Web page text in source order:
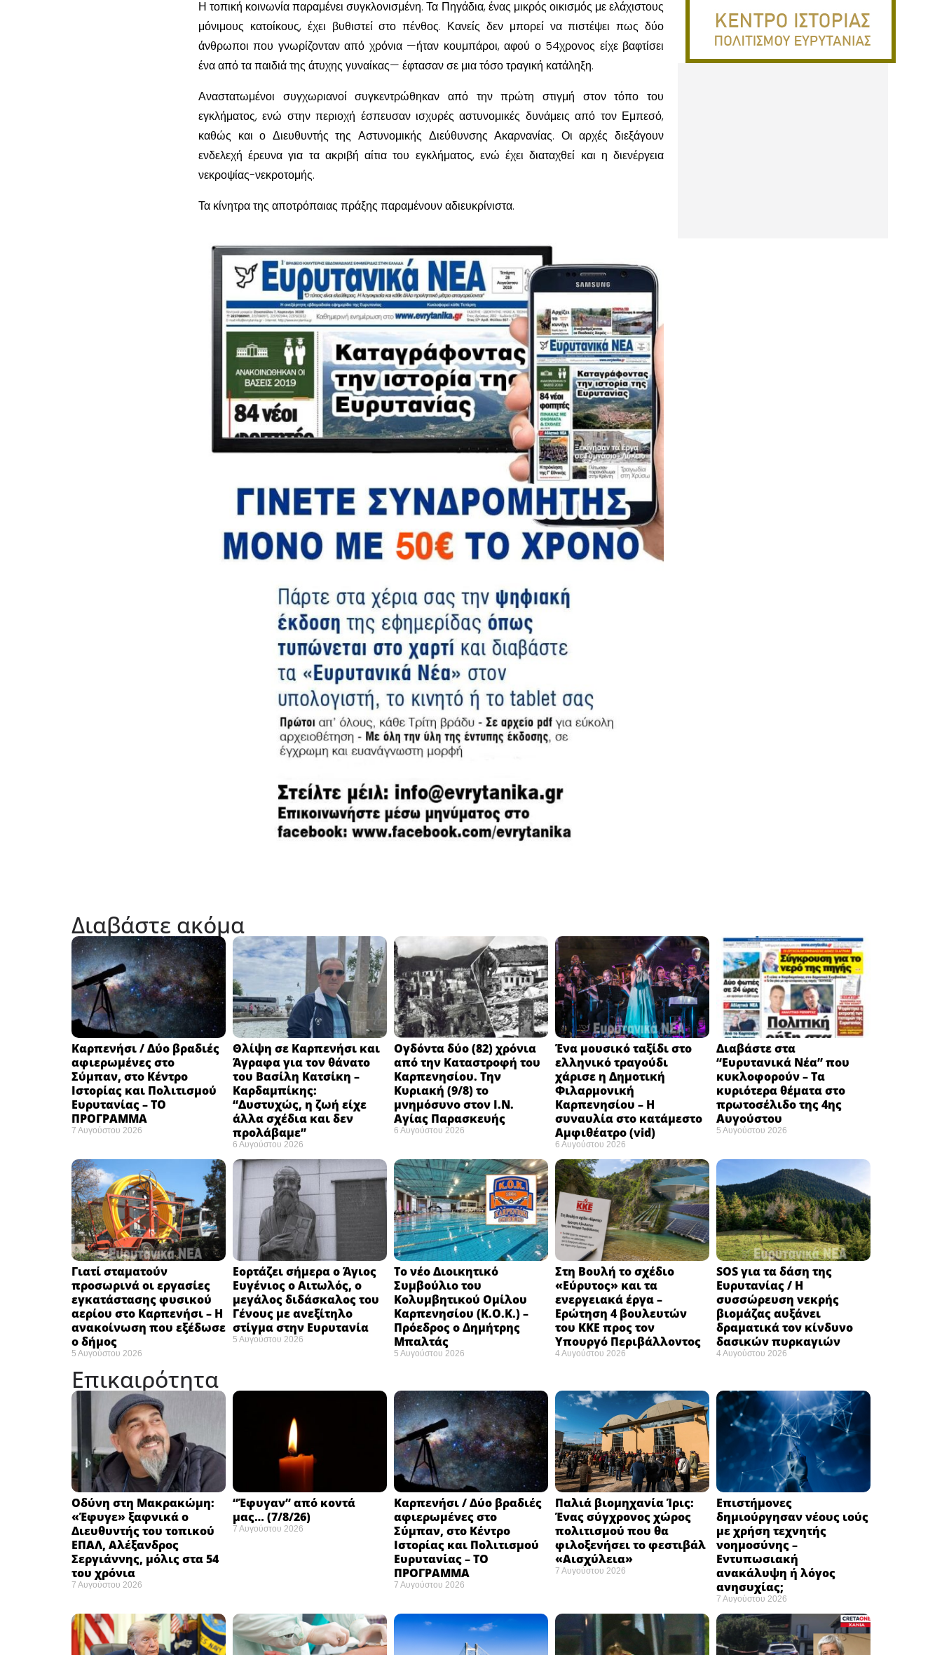
Η τοπική κοινωνία παραμένει συγκλονισμένη. Τα Πηγάδια, ένας μικρός οικισμός με ελάχιστους
μόνιμους κατοίκους, έχει βυθιστεί στο πένθος. Κανείς δεν μπορεί να πιστέψει πως δύο
άνθρωποι που γνωρίζονταν από χρόνια —ήταν κουμπάροι, αφού ο 54χρονος είχε βαφτίσει
ένα από τα παιδιά της άτυχης γυναίκας— έφτασαν σε μια τόσο τραγική κατάληξη.
Αναστατωμένοι συγχωριανοί συγκεντρώθηκαν από την πρώτη στιγμή στον τόπο του
εγκλήματος, ενώ στην περιοχή έσπευσαν ισχυρές αστυνομικές δυνάμεις από τον Εμπεσό,
καθώς και ο Διευθυντής της Αστυνομικής Διεύθυνσης Ακαρνανίας. Οι αρχές διεξάγουν
ενδελεχή έρευνα για τα ακριβή αίτια του εγκλήματος, ενώ έχει διαταχθεί και η διενέργεια
νεκροψίας-νεκροτομής.
Τα κίνητρα της αποτρόπαιας πράξης παραμένουν αδιευκρίνιστα.
Διαβάστε ακόμα
Καρπενήσι / Δύο βραδιές
αφιερωμένες στο
Σύμπαν, στο Κέντρο
Ιστορίας και Πολιτισμού
Ευρυτανίας – ΤΟ
ΠΡΟΓΡΑΜΜΑ
7 Αυγούστου 2026
Θλίψη σε Καρπενήσι και
Άγραφα για τον θάνατο
του Βασίλη Κατσίκη –
Καρδαμπίκης:
“Δυστυχώς, η ζωή είχε
άλλα σχέδια και δεν
προλάβαμε”
6 Αυγούστου 2026
Ογδόντα δύο (82) χρόνια
από την Καταστροφή του
Καρπενησίου. Την
Κυριακή (9/8) το
μνημόσυνο στον Ι.Ν.
Αγίας Παρασκευής
6 Αυγούστου 2026
Ένα μουσικό ταξίδι στο
ελληνικό τραγούδι
χάρισε η Δημοτική
Φιλαρμονική
Καρπενησίου – Η
συναυλία στο κατάμεστο
Αμφιθέατρο (vid)
6 Αυγούστου 2026
Διαβάστε στα
“Ευρυτανικά Νέα” που
κυκλοφορούν – Τα
κυριότερα θέματα στο
πρωτοσέλιδο της 4ης
Αυγούστου
5 Αυγούστου 2026
Γιατί σταματούν
προσωρινά οι εργασίες
εγκατάστασης φυσικού
αερίου στο Καρπενήσι – Η
ανακοίνωση που εξέδωσε
ο δήμος
5 Αυγούστου 2026
Εορτάζει σήμερα ο Άγιος
Ευγένιος ο Αιτωλός, ο
μεγάλος διδάσκαλος του
Γένους με ανεξίτηλο
στίγμα στην Ευρυτανία
5 Αυγούστου 2026
Το νέο Διοικητικό
Συμβούλιο του
Κολυμβητικού Ομίλου
Καρπενησίου (Κ.Ο.Κ.) –
Πρόεδρος ο Δημήτρης
Μπαλτάς
5 Αυγούστου 2026
Στη Βουλή το σχέδιο
«Εύρυτος» και τα
ενεργειακά έργα –
Ερώτηση 4 βουλευτών
του ΚΚΕ προς τον
Υπουργό Περιβάλλοντος
4 Αυγούστου 2026
SOS για τα δάση της
Ευρυτανίας / Η
συσσώρευση νεκρής
βιομάζας αυξάνει
δραματικά τον κίνδυνο
δασικών πυρκαγιών
4 Αυγούστου 2026
Επικαιρότητα
Οδύνη στη Μακρακώμη:
«Έφυγε» ξαφνικά ο
Διευθυντής του τοπικού
ΕΠΑΛ, Αλέξανδρος
Σεργιάννης, μόλις στα 54
του χρόνια
7 Αυγούστου 2026
“Έφυγαν” από κοντά
μας… (7/8/26)
7 Αυγούστου 2026
Καρπενήσι / Δύο βραδιές
αφιερωμένες στο
Σύμπαν, στο Κέντρο
Ιστορίας και Πολιτισμού
Ευρυτανίας – ΤΟ
ΠΡΟΓΡΑΜΜΑ
7 Αυγούστου 2026
Παλιά βιομηχανία Ίρις:
Ένας σύγχρονος χώρος
πολιτισμού που θα
φιλοξενήσει το φεστιβάλ
«Αισχύλεια» ​
7 Αυγούστου 2026
Επιστήμονες
δημιούργησαν νέους ιούς
με χρήση τεχνητής
νοημοσύνης –
Εντυπωσιακή
ανακάλυψη ή λόγος
ανησυχίας; ​
7 Αυγούστου 2026